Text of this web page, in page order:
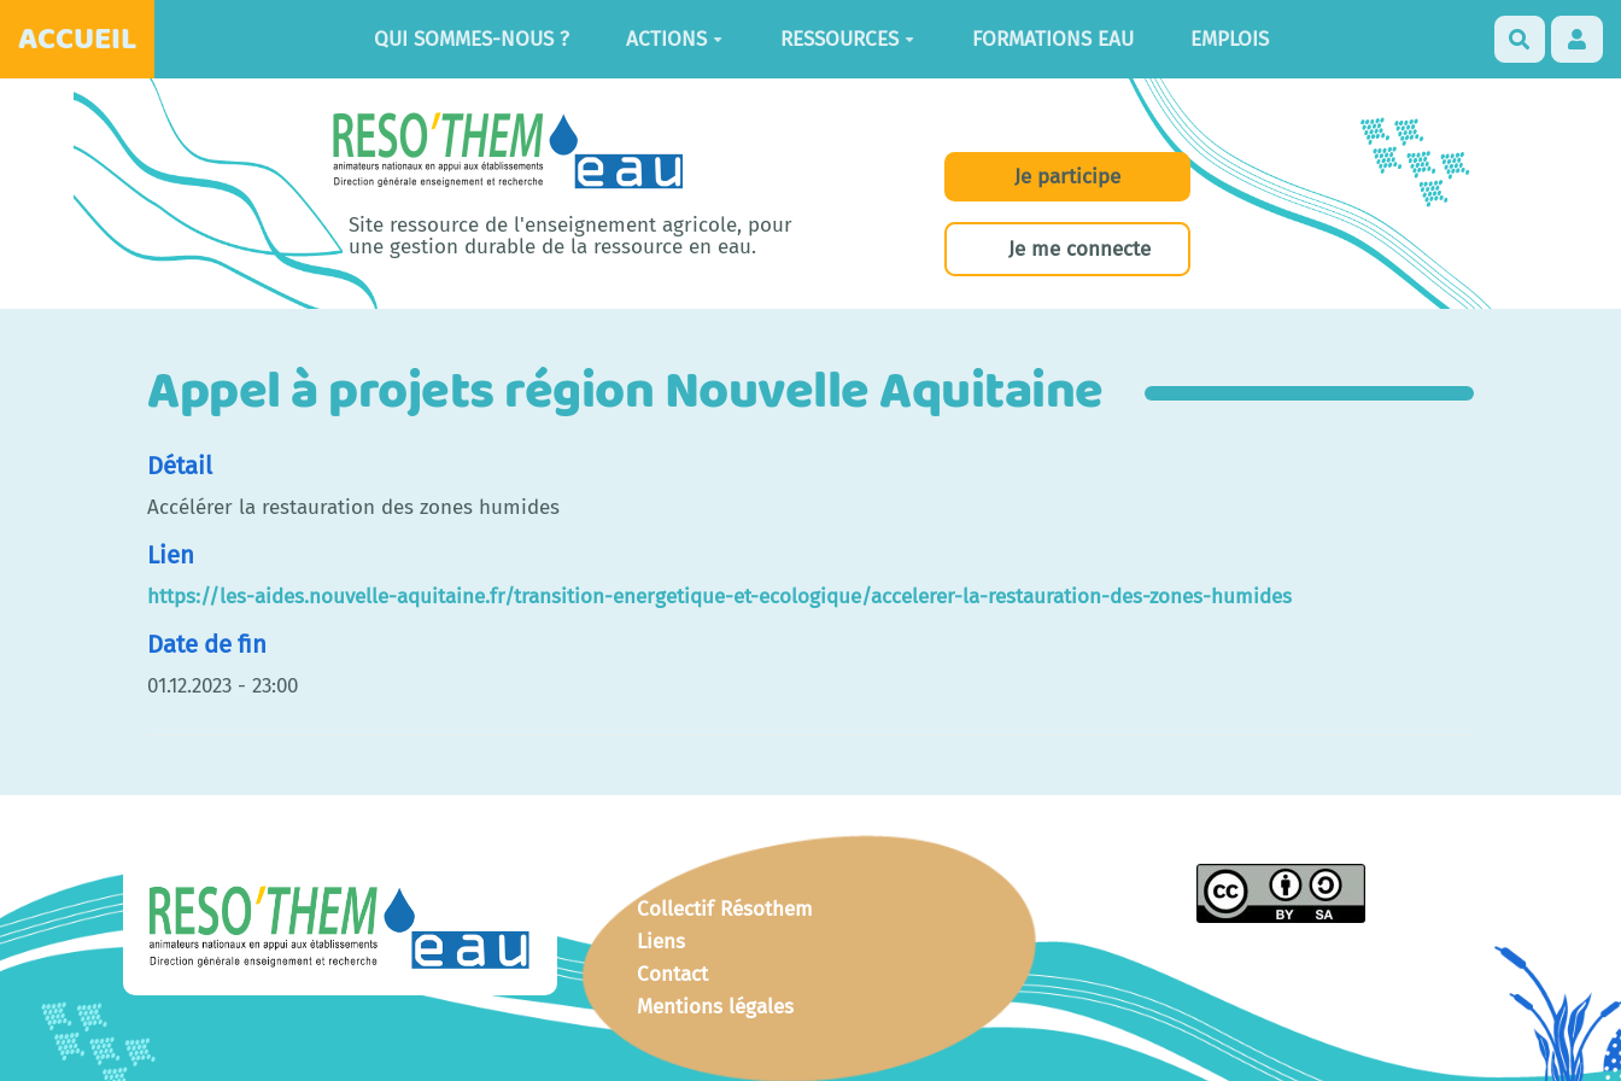
ACCUEIL QUI SOMMES-NOUS ? ACTIONS RESSOURCES FORMATIONS EAU EMPLOIS
Site ressource de l'enseignement agricole, pour
une gestion durable de la ressource en eau.
Je participe
Je me connecte
Appel à projets région Nouvelle Aquitaine
Détail
Accélérer la restauration des zones humides
Lien
https://les-aides.nouvelle-aquitaine.fr/transition-energetique-et-ecologique/accelerer-la-restauration-des-zones-humides
Date de fin
01.12.2023 - 23:00
Collectif Résothem
Liens
Contact
Mentions légales